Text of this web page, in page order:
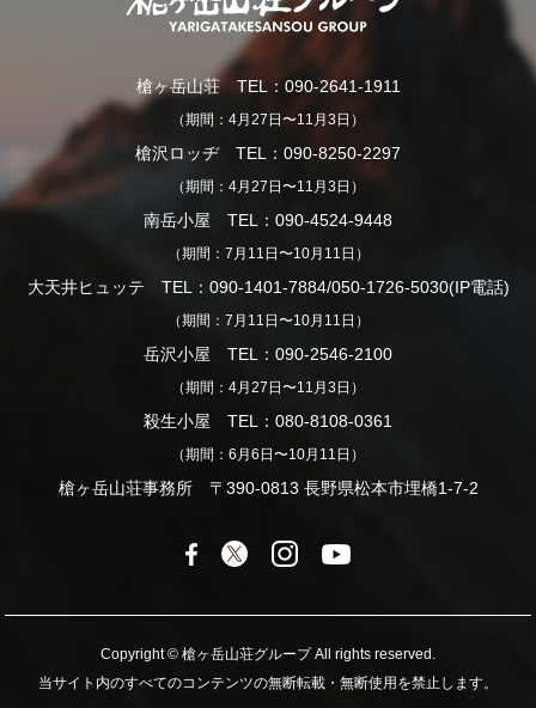
槍ヶ岳山荘 TEL：090-2641-1911
（期間：4月27日〜11月3日）
槍沢ロッヂ TEL：090-8250-2297
（期間：4月27日〜11月3日）
南岳小屋 TEL：090-4524-9448
（期間：7月11日〜10月11日）
大天井ヒュッテ TEL：090-1401-7884/050-1726-5030(IP電話)
（期間：7月11日〜10月11日）
岳沢小屋 TEL：090-2546-2100
（期間：4月27日〜11月3日）
殺生小屋 TEL：080-8108-0361
（期間：6月6日〜10月11日）
槍ヶ岳山荘事務所 〒390-0813 長野県松本市埋橋1-7-2
Copyright © 槍ヶ岳山荘グループ All rights reserved.
当サイト内のすべてのコンテンツの無断転載・無断使用を禁止します。